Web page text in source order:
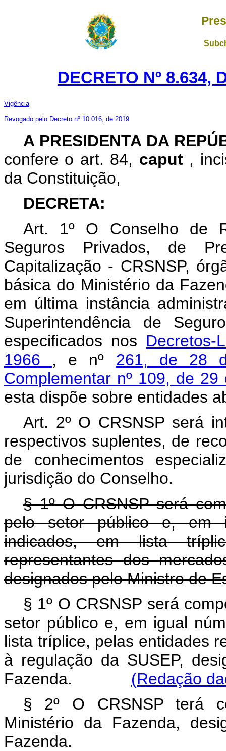
DECRETO Nº 8.634,
Vigência
Revogado pelo Decreto nº 10.016, de 2019
A PRESIDENTA DA
confere o art. 84, caput ,
da Constituição,
DECRETA:
Art. 1º O Conselho de
Seguros Privados, de
Capitalização - CRSNSP,
básica do Ministério da
em última instância
Superintendência de
especificados nos
1966 , e nº 261, de 28
Complementar nº 109, de
esta dispõe sobre entidades
Art. 2º O CRSNSP será
respectivos suplentes, de
de conhecimentos
jurisdição do Conselho.
§ 1º O CRSNSP será
pelo setor público e, em
indicados, em lista
representantes dos
designados pelo Ministro de
§ 1º O CRSNSP será
setor público e, em igual
lista tríplice, pelas entidades
à regulação da SUSEP,
Fazenda. (Redação
§ 2º O CRSNSP terá
Ministério da Fazenda,
Fazenda.